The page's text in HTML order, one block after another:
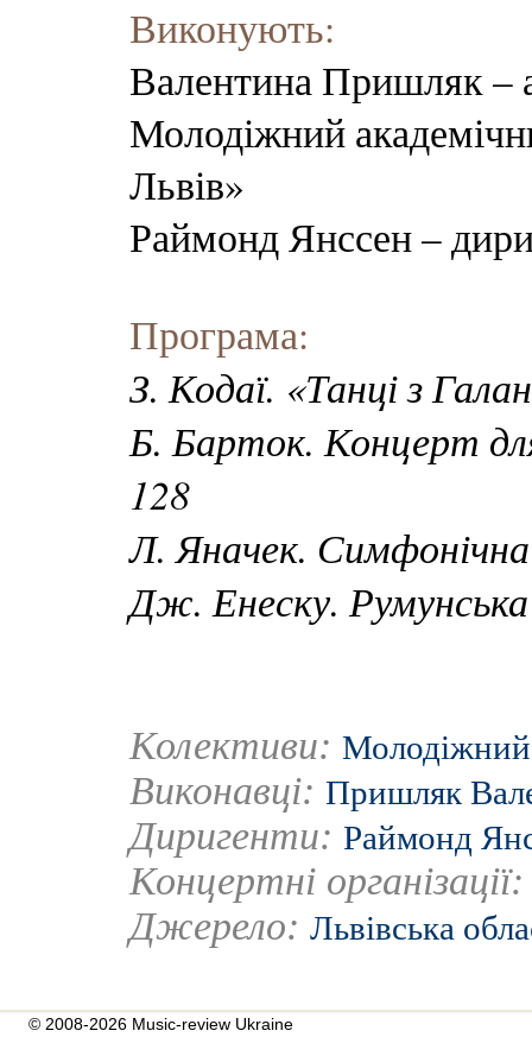
Виконують:
Валентина Пришляк –
Молодіжний
Львів»
Раймонд Янссен –
Програма:
З. Кодаї. «Танці з
Б. Барток. Концерт
128
Л. Яначек. Симфонічна
Дж. Енеску.
Колективи:
Виконавці: Пришляк
Диригенти: Раймонд
Концертні
Джерело: Львівська
© 2008-2026 Music-review Ukraine